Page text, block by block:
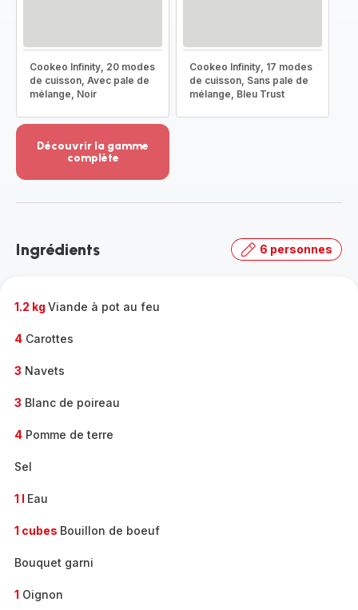
Cookeo Infinity, 20 modes
de cuisson, Avec pale de
mélange, Noir
Cookeo Infinity, 17 modes
de cuisson, Sans pale de
mélange, Bleu Trust
Découvrir la gamme
complète
-
gamme
Ingrédients 6 personnes
1.2 kg Viande à pot au feu
4 Carottes
3 Navets
3 Blanc de poireau
4 Pomme de terre
Sel
1 l Eau
1 cubes Bouillon de boeuf
Bouquet garni
1 Oignon